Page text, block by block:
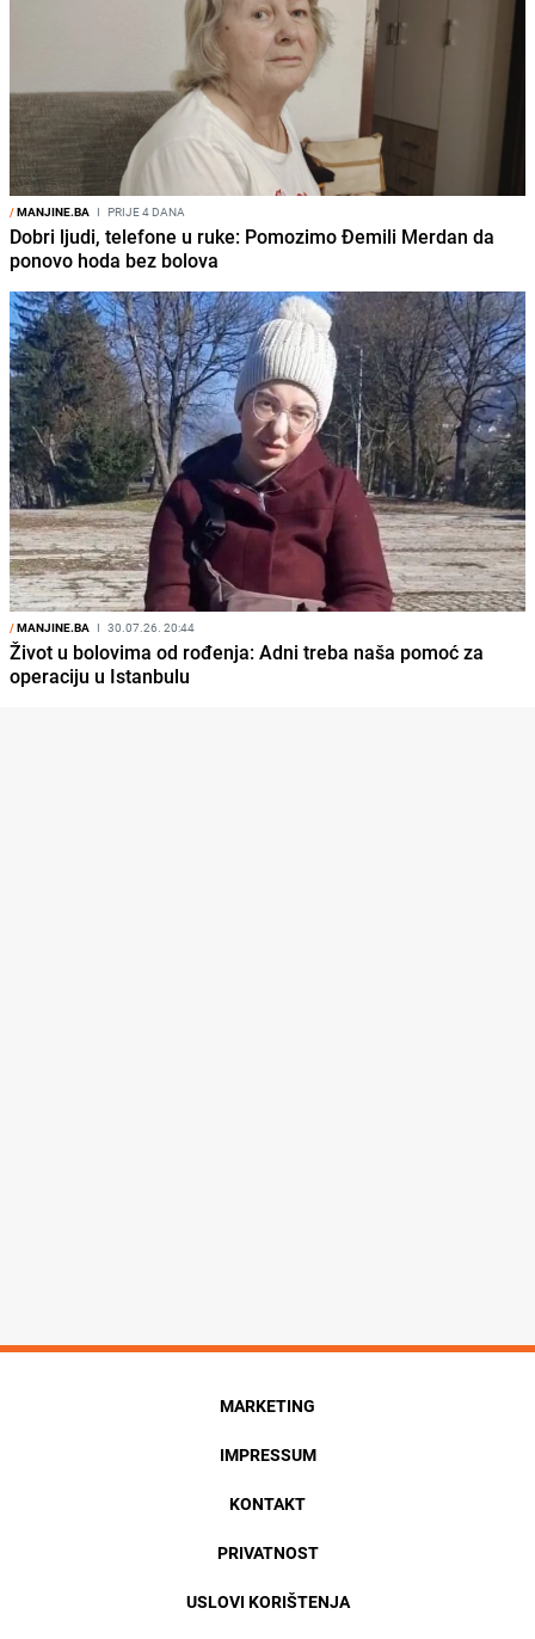
/MANJINE.BA I PRIJE 4 DANA
Dobri ljudi, telefone u ruke: Pomozimo Đemili Merdan da
ponovo hoda bez bolova
/MANJINE.BA I 30.07.26. 20:44
Život u bolovima od rođenja: Adni treba naša pomoć za
operaciju u Istanbulu
MARKETING
IMPRESSUM
KONTAKT
PRIVATNOST
USLOVI KORIŠTENJA